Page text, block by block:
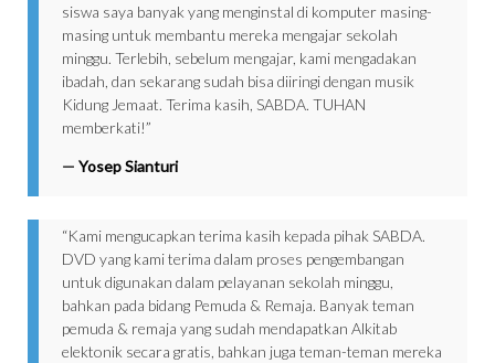
siswa saya banyak yang menginstal di komputer masing-
masing untuk membantu mereka mengajar sekolah
minggu. Terlebih, sebelum mengajar, kami mengadakan
ibadah, dan sekarang sudah bisa diiringi dengan musik
Kidung Jemaat. Terima kasih, SABDA. TUHAN
memberkati!”
— Yosep Sianturi
“Kami mengucapkan terima kasih kepada pihak SABDA.
DVD yang kami terima dalam proses pengembangan
untuk digunakan dalam pelayanan sekolah minggu,
bahkan pada bidang Pemuda & Remaja. Banyak teman
pemuda & remaja yang sudah mendapatkan Alkitab
elektonik secara gratis, bahkan juga teman-teman mereka